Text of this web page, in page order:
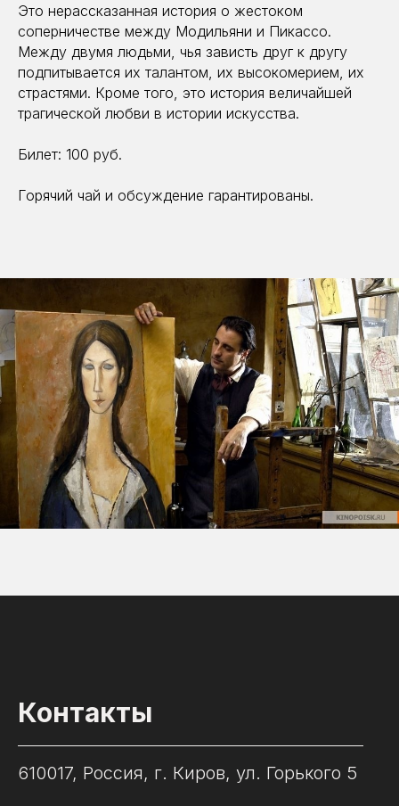
Это нерассказанная история о жестоком
соперничестве между Модильяни и Пикассо.
Между двумя людьми, чья зависть друг к другу
подпитывается их талантом, их высокомерием, их
страстями. Кроме того, это история величайшей
трагической любви в истории искусства.
Билет: 100 руб.
Горячий чай и обсуждение гарантированы.
Контакты
610017, Россия, г. Киров, ул. Горького 5